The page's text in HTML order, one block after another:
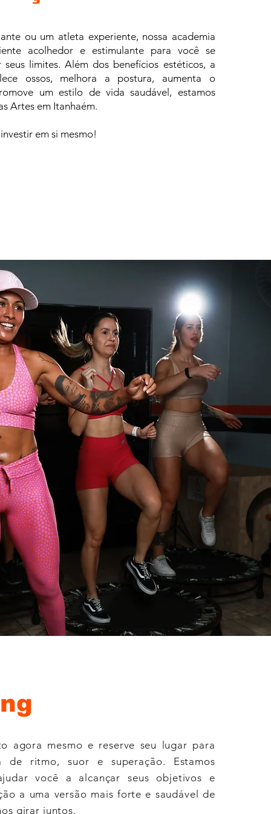
ou um atleta experiente, nossa academia
acolhedor e estimulante para você se
seus limites. Além dos benefícios estéticos, a
ossos, melhora a postura, aumenta o
um estilo de vida saudável, estamos
Artes em Itanhaém.
em si mesmo!
agora mesmo e reserve seu lugar para
de ritmo, suor e superação. Estamos
você a alcançar seus objetivos e
a uma versão mais forte e saudável de
girar juntos.